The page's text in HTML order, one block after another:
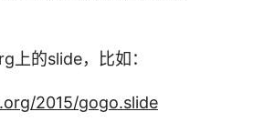
的slide，比如：
2015/gogo.slide